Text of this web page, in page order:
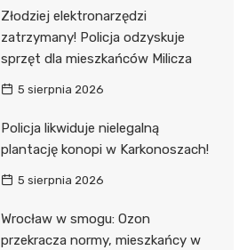
Złodziej elektronarzędzi
zatrzymany! Policja odzyskuje
sprzęt dla mieszkańców Milicza
5 sierpnia 2026
Policja likwiduje nielegalną
plantację konopi w Karkonoszach!
5 sierpnia 2026
Wrocław w smogu: Ozon
przekracza normy, mieszkańcy w